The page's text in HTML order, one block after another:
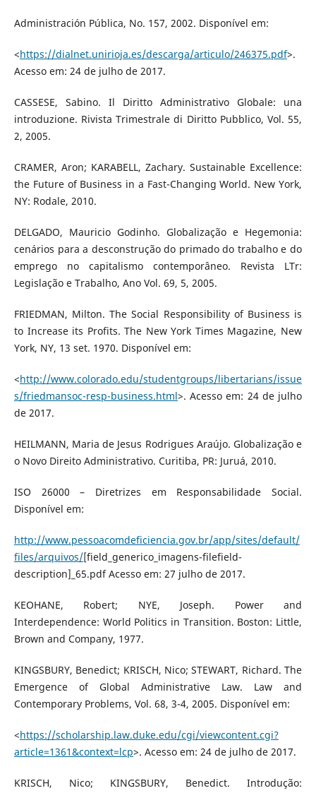
Administración Pública, No. 157, 2002. Disponível em:
<https://dialnet.unirioja.es/descarga/articulo/246375.pdf>.
Acesso em: 24 de julho de 2017.
CASSESE, Sabino. Il Diritto Administrativo Globale: una
introduzione. Rivista Trimestrale di Diritto Pubblico, Vol. 55,
2, 2005.
CRAMER, Aron; KARABELL, Zachary. Sustainable Excellence:
the Future of Business in a Fast-Changing World. New York,
NY: Rodale, 2010.
DELGADO, Mauricio Godinho. Globalização e Hegemonia:
cenários para a desconstrução do primado do trabalho e do
emprego no capitalismo contemporâneo. Revista LTr:
Legislação e Trabalho, Ano Vol. 69, 5, 2005.
FRIEDMAN, Milton. The Social Responsibility of Business is
to Increase its Profits. The New York Times Magazine, New
York, NY, 13 set. 1970. Disponível em:
<http://www.colorado.edu/studentgroups/libertarians/issue
s/friedmansoc-resp-business.html>. Acesso em: 24 de julho
de 2017.
HEILMANN, Maria de Jesus Rodrigues Araújo. Globalização e
o Novo Direito Administrativo. Curitiba, PR: Juruá, 2010.
ISO 26000 – Diretrizes em Responsabilidade Social.
Disponível em:
http://www.pessoacomdeficiencia.gov.br/app/sites/default/
files/arquivos/[field_generico_imagens-filefield-
description]_65.pdf Acesso em: 27 julho de 2017.
KEOHANE, Robert; NYE, Joseph. Power and
Interdependence: World Politics in Transition. Boston: Little,
Brown and Company, 1977.
KINGSBURY, Benedict; KRISCH, Nico; STEWART, Richard. The
Emergence of Global Administrative Law. Law and
Contemporary Problems, Vol. 68, 3-4, 2005. Disponível em:
<https://scholarship.law.duke.edu/cgi/viewcontent.cgi?
article=1361&context=lcp>. Acesso em: 24 de julho de 2017.
KRISCH, Nico; KINGSBURY, Benedict. Introdução: